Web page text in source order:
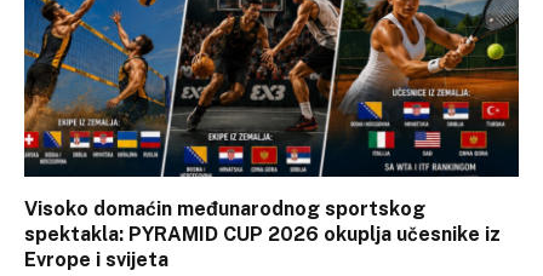
Visoko domaćin međunarodnog sportskog
spektakla: PYRAMID CUP 2026 okuplja učesnike iz
Evrope i svijeta